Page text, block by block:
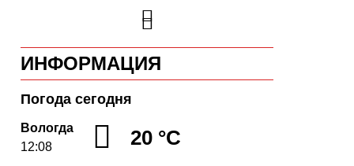
установят в двух медучреждениях
Вологодской области
7.08.2026 10:41 В Устюжне отметят 774-
летие города фестивалем кузнечного
мастерства
7.08.2026 10:18 Вологодская область
уверенно шагает в цифровое будущее
7.08.2026 09:49
На Вологодчине подвели
ИНФОРМАЦИЯ
Погода сегодня
Вологда
12:08
20 °C